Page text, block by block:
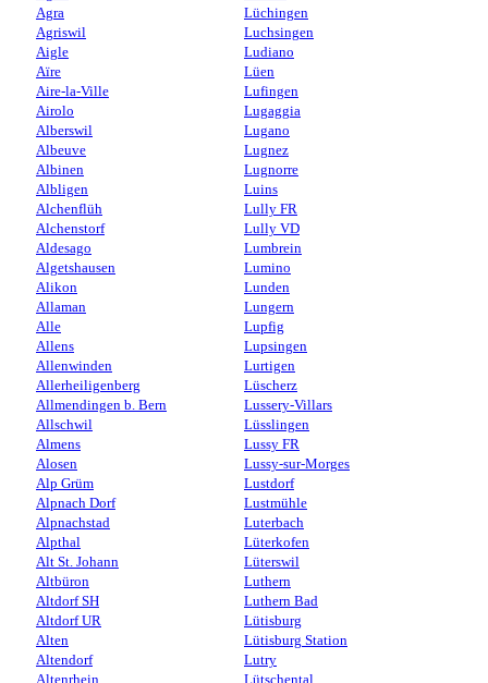
Agra
Agriswil
Aigle
Aïre
Aire-la-Ville
Airolo
Alberswil
Albeuve
Albinen
Albligen
Alchenflüh
Alchenstorf
Aldesago
Algetshausen
Alikon
Allaman
Alle
Allens
Allenwinden
Allerheiligenberg
Allmendingen b. Bern
Allschwil
Almens
Alosen
Alp Grüm
Alpnach Dorf
Alpnachstad
Alpthal
Alt St. Johann
Altbüron
Altdorf SH
Altdorf UR
Alten
Altendorf
Altenrhein
Lüchingen
Luchsingen
Ludiano
Lüen
Lufingen
Lugaggia
Lugano
Lugnez
Lugnorre
Luins
Lully FR
Lully VD
Lumbrein
Lumino
Lunden
Lungern
Lupfig
Lupsingen
Lurtigen
Lüscherz
Lussery-Villars
Lüsslingen
Lussy FR
Lussy-sur-Morges
Lustdorf
Lustmühle
Luterbach
Lüterkofen
Lüterswil
Luthern
Luthern Bad
Lütisburg
Lütisburg Station
Lutry
Lütschental